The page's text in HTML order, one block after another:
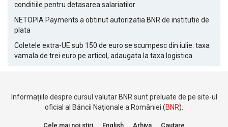
conditiile pentru detasarea salariatilor
NETOPIA Payments a obtinut autorizatia BNR de institutie de
plata
Coletele extra-UE sub 150 de euro se scumpesc din iulie: taxa
vamala de trei euro pe articol, adaugata la taxa logistica
Informațiile despre cursul valutar BNR sunt preluate de pe site-ul
oficial al Băncii Naționale a României (BNR).
Cele mai noi stiri English Arhiva Cautare